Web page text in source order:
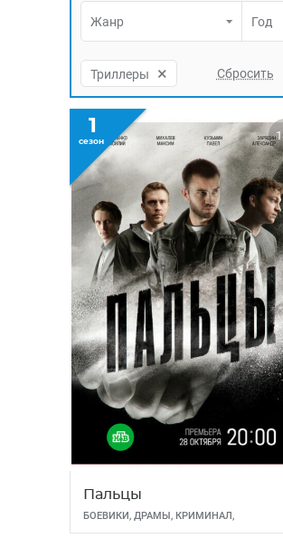
Жанр Год
Триллеры ×
1
сезон
Пальцы
БОЕВИКИ, ДРАМЫ , КРИМИНАЛ,
ТРИЛЛЕРЫ